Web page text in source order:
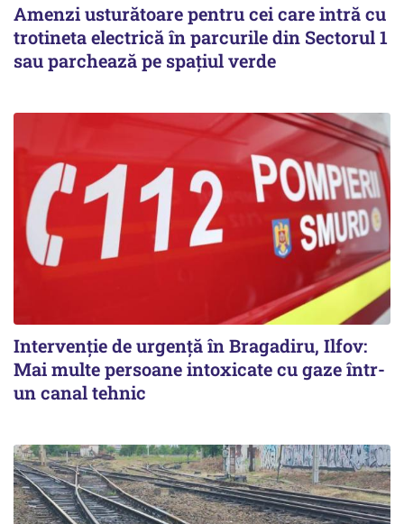
Amenzi usturătoare pentru cei care intră cu
trotineta electrică în parcurile din Sectorul 1
sau parchează pe spațiul verde
Intervenție de urgență în Bragadiru, Ilfov:
Mai multe persoane intoxicate cu gaze într-
un canal tehnic